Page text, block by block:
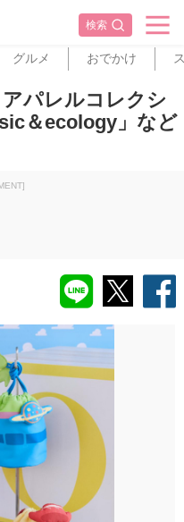
検索
グルメ おでかけ
アパレルコレクシ
＆ecology」など